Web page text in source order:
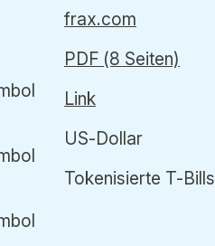
frax.com
PDF (8 Seiten)
Link
US-Dollar
Tokenisierte T-Bills